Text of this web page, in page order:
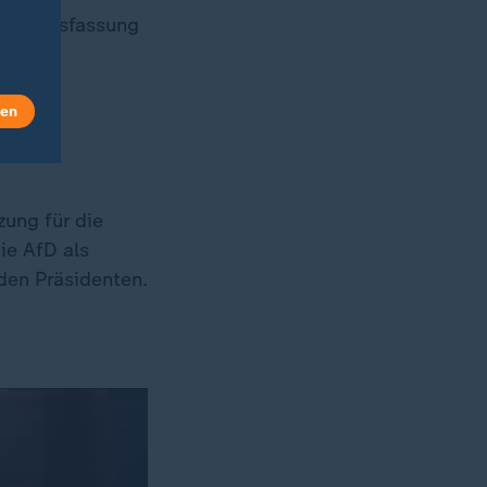
für die
AfD als
Präsidenten.